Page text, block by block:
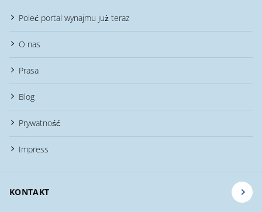
Poleć portal wynajmu już teraz
O nas
Prasa
Blog
Prywatność
Impress
KONTAKT